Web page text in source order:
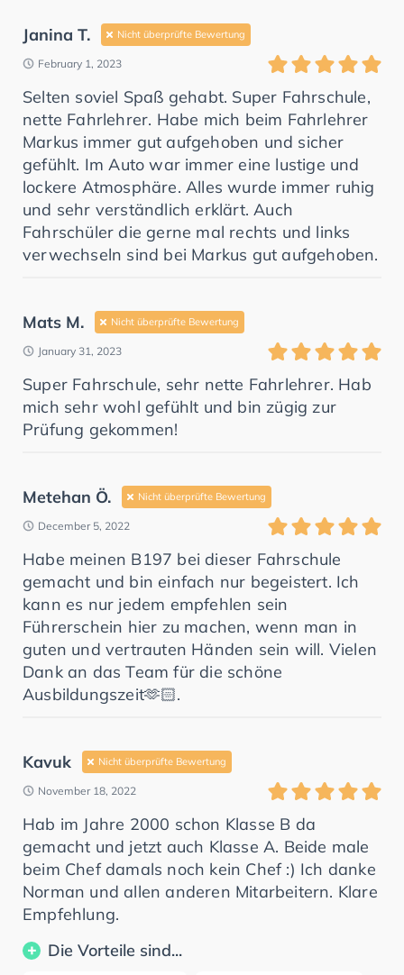
Janina T. Nicht überprüfte Bewertung
February 1, 2023
Selten soviel Spaß gehabt. Super Fahrschule,
nette Fahrlehrer. Habe mich beim Fahrlehrer
Markus immer gut aufgehoben und sicher
gefühlt. Im Auto war immer eine lustige und
lockere Atmosphäre. Alles wurde immer ruhig
und sehr verständlich erklärt. Auch
Fahrschüler die gerne mal rechts und links
verwechseln sind bei Markus gut aufgehoben.
Mats M. Nicht überprüfte Bewertung
January 31, 2023
Super Fahrschule, sehr nette Fahrlehrer. Hab
mich sehr wohl gefühlt und bin zügig zur
Prüfung gekommen!
Metehan Ö. Nicht überprüfte Bewertung
December 5, 2022
Habe meinen B197 bei dieser Fahrschule
gemacht und bin einfach nur begeistert. Ich
kann es nur jedem empfehlen sein
Führerschein hier zu machen, wenn man in
guten und vertrauten Händen sein will. Vielen
Dank an das Team für die schöne
Ausbildungszeit🫶🏻.
Kavuk Nicht überprüfte Bewertung
November 18, 2022
Hab im Jahre 2000 schon Klasse B da
gemacht und jetzt auch Klasse A. Beide male
beim Chef damals noch kein Chef :) Ich danke
Norman und allen anderen Mitarbeitern. Klare
Empfehlung.
Die Vorteile sind...